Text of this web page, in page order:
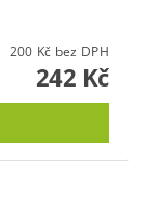
200 Kč bez DPH
242 Kč